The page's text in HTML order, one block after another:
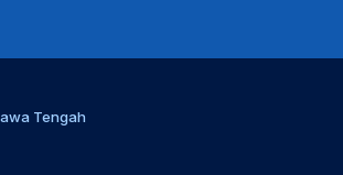
Tengah